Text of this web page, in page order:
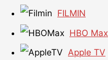
FILMIN
HBO Max
Apple TV